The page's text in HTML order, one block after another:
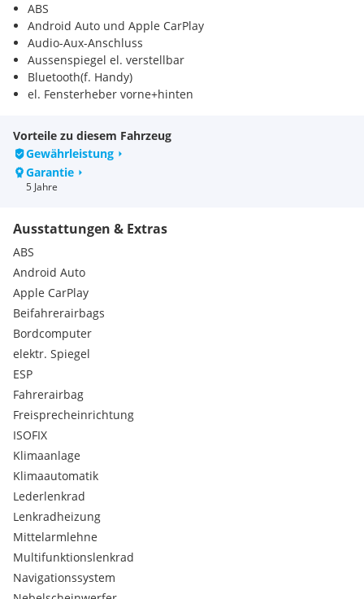
ABS
Android Auto und Apple CarPlay
Audio-Aux-Anschluss
Aussenspiegel el. verstellbar
Bluetooth(f. Handy)
el. Fensterheber vorne+hinten
Klimaautomatik
Lederlenkrad
Lenkradheizung
Mittelarmlehne
Multifunktionslenkrad
Nebelscheinwerfer
Parkhilfe
Rückfahrkamera
Servolenkung
Sitzheizung vorne
Stabilitätsprogramm (ESP)
Tagfahrlicht
Touchscreen
Traktionskontrolle
Zentralverriegelung
Serienausstattungen:
Bordcomputer
LED-Tagfahrlicht
Parksensoren hinten
ESC - Elektronische Stabilitätskontrolle
Nebelscheinwerfer
Lenkradheizung
Vorteile zu diesem Fahrzeug
Gewährleistung
Garantie
5 Jahre
Ausstattungen & Extras
ABS
Android Auto
Apple CarPlay
Beifahrerairbags
Bordcomputer
elektr. Spiegel
ESP
Fahrerairbag
Freisprecheinrichtung
ISOFIX
Klimaanlage
Klimaautomatik
Lederlenkrad
Lenkradheizung
Mittelarmlehne
Multifunktionslenkrad
Navigationssystem